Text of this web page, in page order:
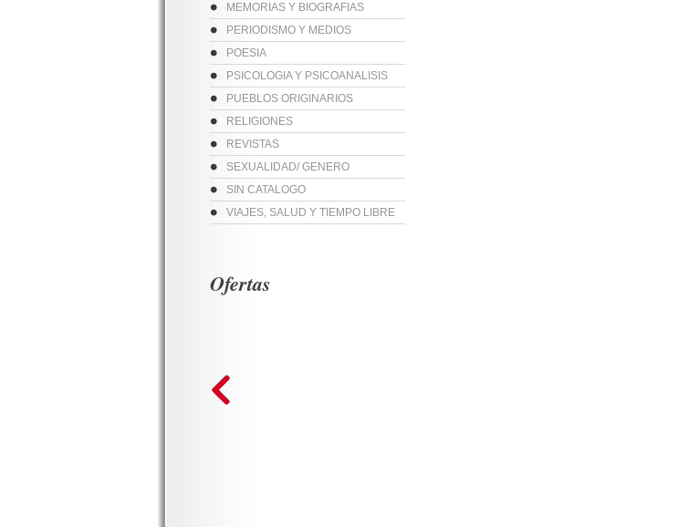
MEMORIAS Y BIOGRAFIAS
PERIODISMO Y MEDIOS
POESIA
PSICOLOGIA Y PSICOANALISIS
PUEBLOS ORIGINARIOS
RELIGIONES
REVISTAS
SEXUALIDAD/ GENERO
SIN CATALOGO
VIAJES, SALUD Y TIEMPO LIBRE
Ofertas